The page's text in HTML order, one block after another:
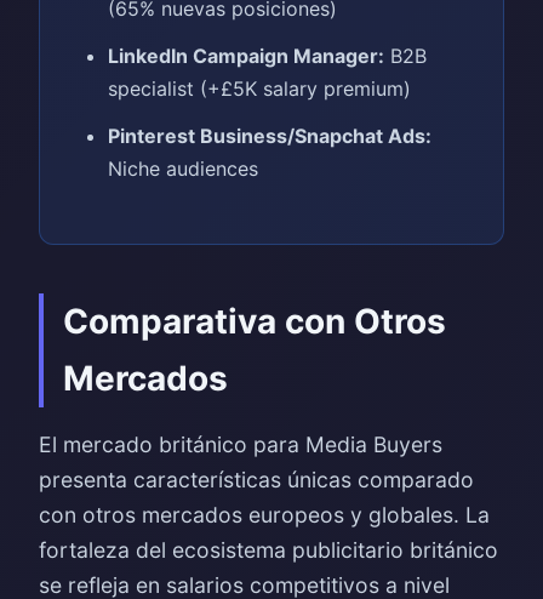
(65% nuevas posiciones)
LinkedIn Campaign Manager: B2B
specialist (+£5K salary premium)
Pinterest Business/Snapchat Ads:
Niche audiences
Comparativa con Otros
Mercados
El mercado británico para Media Buyers
presenta características únicas comparado
con otros mercados europeos y globales. La
fortaleza del ecosistema publicitario británico
se refleja en salarios competitivos a nivel